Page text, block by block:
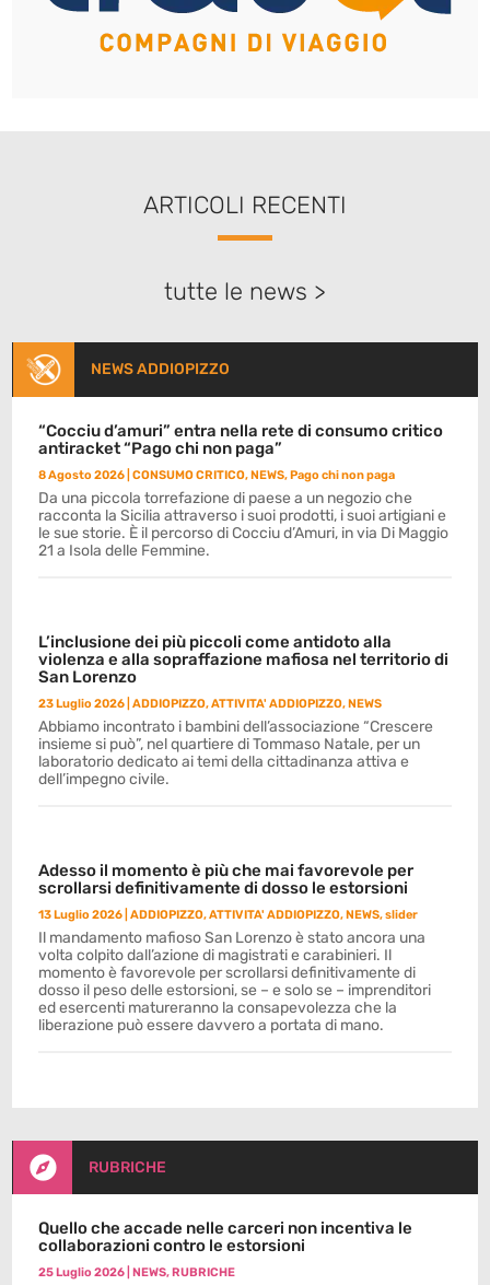
ARTICOLI RECENTI
tutte le news >
NEWS ADDIOPIZZO
“Cocciu d’amuri” entra nella rete di consumo critico
antiracket “Pago chi non paga”
8 Agosto 2026 |CONSUMO CRITICO, NEWS, Pago chi non paga
Da una piccola torrefazione di paese a un negozio che
racconta la Sicilia attraverso i suoi prodotti, i suoi artigiani e
le sue storie. È il percorso di Cocciu d’Amuri, in via Di Maggio
21 a Isola delle Femmine.
L’inclusione dei più piccoli come antidoto alla
violenza e alla sopraffazione mafiosa nel territorio di
San Lorenzo
23 Luglio 2026 |ADDIOPIZZO,ATTIVITA' ADDIOPIZZO, NEWS
Abbiamo incontrato i bambini dell’associazione “Crescere
insieme si può”, nel quartiere di Tommaso Natale, per un
laboratorio dedicato ai temi della cittadinanza attiva e
dell’impegno civile.
Adesso il momento è più che mai favorevole per
scrollarsi definitivamente di dosso le estorsioni
13 Luglio 2026 |ADDIOPIZZO,ATTIVITA' ADDIOPIZZO, NEWS,slider
Il mandamento mafioso San Lorenzo è stato ancora una
volta colpito dall’azione di magistrati e carabinieri. Il
momento è favorevole per scrollarsi definitivamente di
dosso il peso delle estorsioni, se – e solo se – imprenditori
ed esercenti matureranno la consapevolezza che la
liberazione può essere davvero a portata di mano.
 RUBRICHE
Quello che accade nelle carceri non incentiva le
collaborazioni contro le estorsioni
25 Luglio 2026 NEWS, RUBRICHE